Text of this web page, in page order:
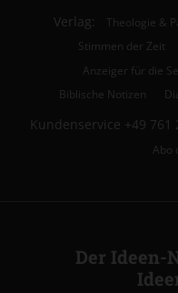
Verlag: Theologie &
Stimmen der Zeit
Anzeiger für die
Biblische Notizen
Kundenservice +49 761
Abo
Der Ideen-